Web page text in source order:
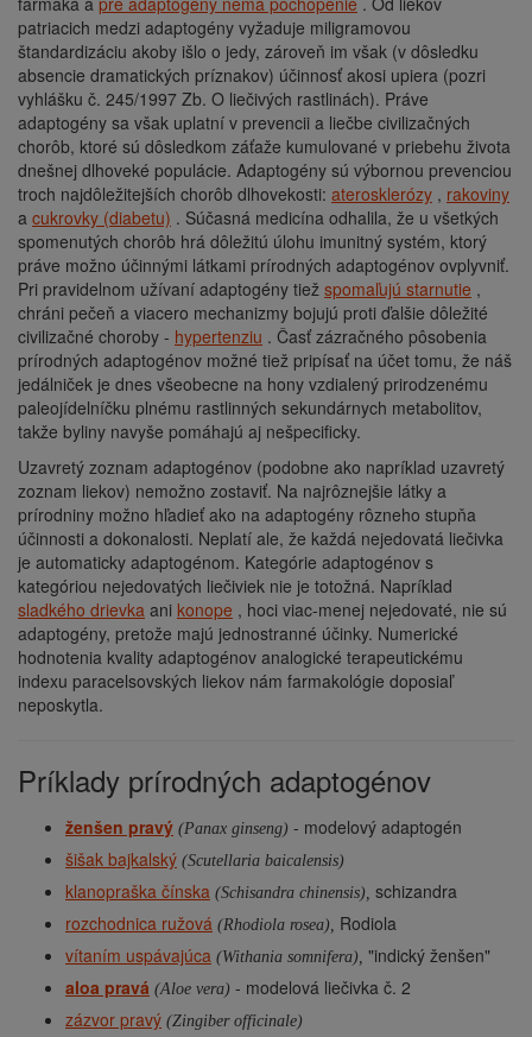
patriacich medzi adaptogény vyžaduje miligramovou
štandardizáciu akoby išlo o jedy, zároveň im však (v dôsledku
absencie dramatických príznakov) účinnosť akosi upiera (pozri
vyhlášku č. 245/1997 Zb. O liečivých rastlinách). Práve
adaptogény sa však uplatní v prevencii a liečbe civilizačných
chorôb, ktoré sú dôsledkom záťaže kumulované v priebehu života
dnešnej dlhoveké populácie. Adaptogény sú výbornou prevenciou
troch najdôležitejších chorôb dlhovekosti: aterosklerózy , rakoviny
a cukrovky (diabetu) . Súčasná medicína odhalila, že u všetkých
spomenutých chorôb hrá dôležitú úlohu imunitný systém, ktorý
práve možno účinnými látkami prírodných adaptogénov ovplyvniť.
Pri pravidelnom užívaní adaptogény tiež spomaľujú starnutie ,
chráni pečeň a viacero mechanizmy bojujú proti ďalšie dôležité
civilizačné choroby - hypertenziu . Časť zázračného pôsobenia
prírodných adaptogénov možné tiež pripísať na účet tomu, že náš
jedálniček je dnes všeobecne na hony vzdialený prirodzenému
paleojídelníčku plnému rastlinných sekundárnych metabolitov,
takže byliny navyše pomáhajú aj nešpecificky.
Uzavretý zoznam adaptogénov (podobne ako napríklad uzavretý
zoznam liekov) nemožno zostaviť. Na najrôznejšie látky a
prírodniny možno hľadieť ako na adaptogény rôzneho stupňa
účinnosti a dokonalosti. Neplatí ale, že každá nejedovatá liečivka
je automaticky adaptogénom. Kategórie adaptogénov s
kategóriou nejedovatých liečiviek nie je totožná. Napríklad
sladkého drievka ani konope , hoci viac-menej nejedovaté, nie sú
adaptogény, pretože majú jednostranné účinky. Numerické
hodnotenia kvality adaptogénov analogické terapeutickému
indexu paracelsovských liekov nám farmakológie doposiaľ
neposkytla.
Príklady prírodných adaptogénov
ženšen pravý (Panax ginseng) - modelový adaptogén
šišak bajkalský (Scutellaria baicalensis)
klanopraška čínska (Schisandra chinensis), schizandra
rozchodnica ružová (Rhodiola rosea),
Rodiola
vítaním uspávajúca (Withania somnifera), "indický ženšen"
aloa pravá (Aloe vera) - modelová liečivka č. 2
zázvor pravý (Zingiber officinale)